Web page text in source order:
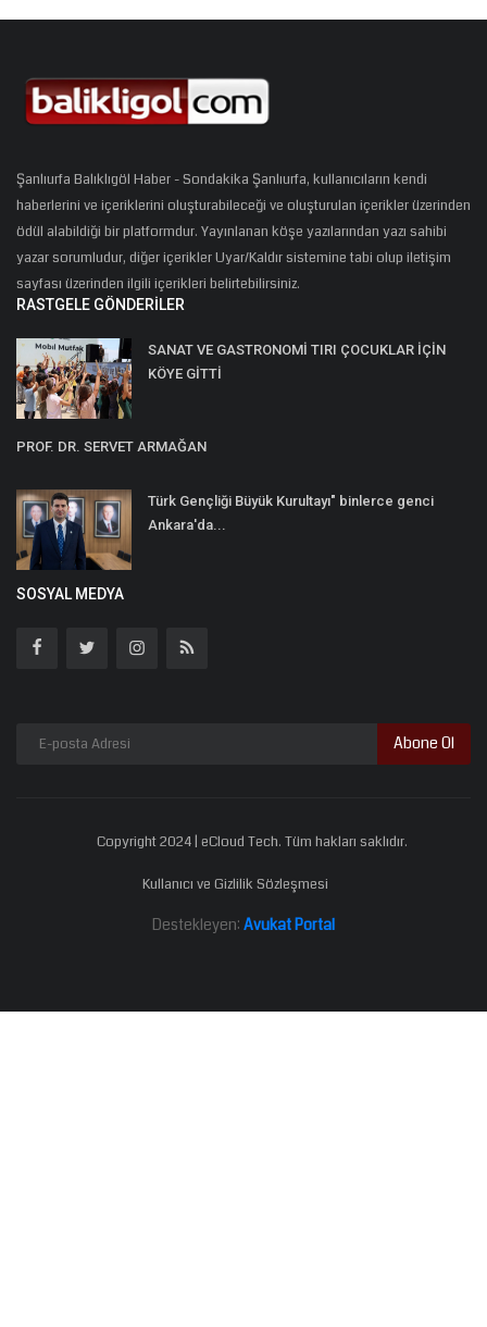
Şanlıurfa Balıklıgöl Haber - Sondakika Şanlıurfa, kullanıcıların kendi
haberlerini ve içeriklerini oluşturabileceği ve oluşturulan içerikler üzerinden
ödül alabildiği bir platformdur. Yayınlanan köşe yazılarından yazı sahibi
yazar sorumludur, diğer içerikler Uyar/Kaldır sistemine tabi olup iletişim
sayfası üzerinden ilgili içerikleri belirtebilirsiniz.
RASTGELE GÖNDERILER
SANAT VE GASTRONOMİ TIRI ÇOCUKLAR İÇİN
KÖYE GİTTİ
PROF. DR. SERVET ARMAĞAN
Türk Gençliği Büyük Kurultayı" binlerce genci
Ankara'da...
SOSYAL MEDYA
Abone Ol
Copyright 2024 | eCloud Tech. Tüm hakları saklıdır.
Kullanıcı ve Gizlilik Sözleşmesi
Destekleyen: Avukat Portal